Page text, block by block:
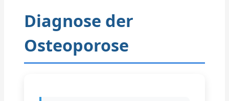
Diagnose der
Osteoporose